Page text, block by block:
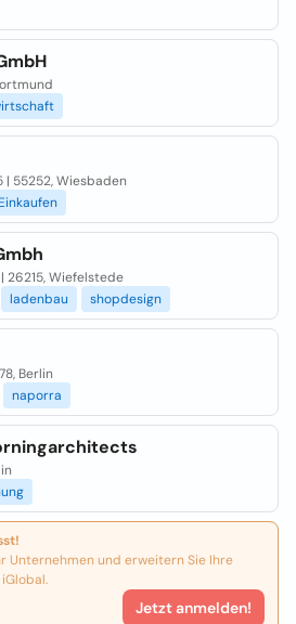
55252, Wiesbaden
Einkaufen
26215, Wiefelstede
ladenbau shopdesign
Berlin
naporra
Unternehmen und erweitern Sie Ihre
Jetzt anmelden!